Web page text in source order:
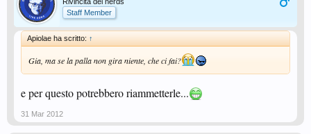
Staff Member
Apiolae ha scritto: ↑
Gia, ma se la palla non gira niente, che ci fai?
e per questo potrebbero riammetterle...
31 Mar 2012